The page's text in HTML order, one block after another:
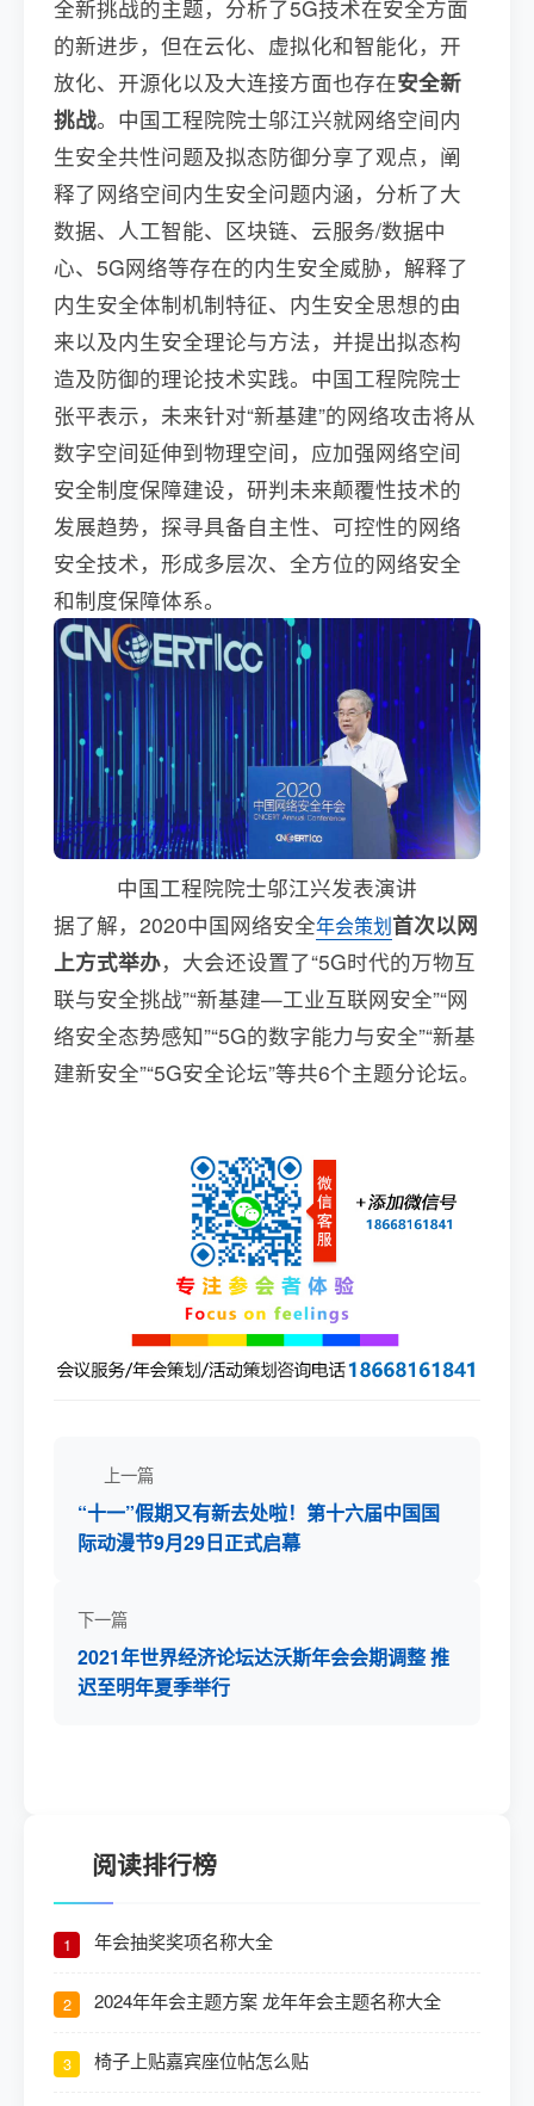
全新挑战的主题，分析了5G技术在安全方面
的新进步，但在云化、虚拟化和智能化，开
放化、开源化以及大连接方面也存在安全新
挑战。中国工程院院士邬江兴就网络空间内
生安全共性问题及拟态防御分享了观点，阐
释了网络空间内生安全问题内涵，分析了大
数据、人工智能、区块链、云服务/数据中
心、5G网络等存在的内生安全威胁，解释了
内生安全体制机制特征、内生安全思想的由
来以及内生安全理论与方法，并提出拟态构
造及防御的理论技术实践。中国工程院院士
张平表示，未来针对“新基建”的网络攻击将从
数字空间延伸到物理空间，应加强网络空间
安全制度保障建设，研判未来颠覆性技术的
发展趋势，探寻具备自主性、可控性的网络
安全技术，形成多层次、全方位的网络安全
和制度保障体系。
中国工程院院士邬江兴发表演讲
据了解，2020中国网络安全年会策划首次以网
上方式举办，大会还设置了“5G时代的万物互
联与安全挑战”“新基建—工业互联网安全”“网
络安全态势感知”“5G的数字能力与安全”“新基
建新安全”“5G安全论坛”等共6个主题分论坛。
上一篇
“十一”假期又有新去处啦！第十六届中国国
际动漫节9月29日正式启幕
下一篇
2021年世界经济论坛达沃斯年会会期调整 推
迟至明年夏季举行
阅读排行榜
1 年会抽奖奖项名称大全
2 2024年年会主题方案 龙年年会主题名称大全
3 椅子上贴嘉宾座位帖怎么贴